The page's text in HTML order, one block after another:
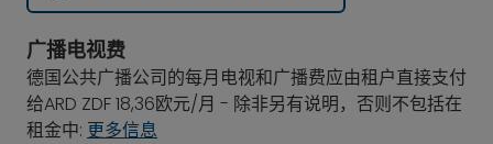
广播电视费
德国公共广播公司的每月电视和广播费应由租户直接支付
给ARD ZDF 18,36欧元/月 - 除非另有说明，否则不包括在
租金中: 更多信息